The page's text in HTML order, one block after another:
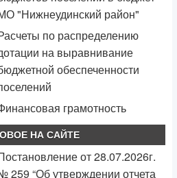
"Нижнеудинский район"
по распределению
на выравнивание
обеспеченности
грамотность
НА САЙТЕ
от 28.07.2026г.
259 “Об утверждении отчета